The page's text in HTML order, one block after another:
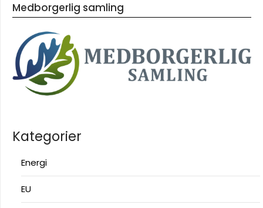
Medborgerlig samling
Kategorier
Energi
EU